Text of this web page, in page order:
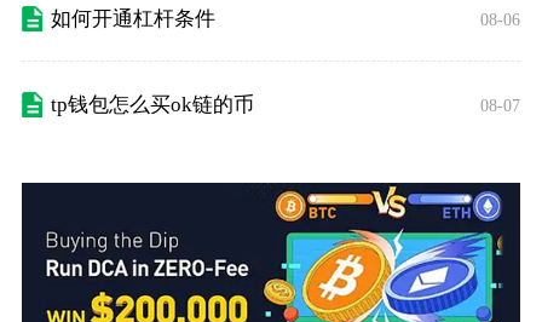
如何开通杠杆条件 08-06
tp钱包怎么买ok链的币 08-07